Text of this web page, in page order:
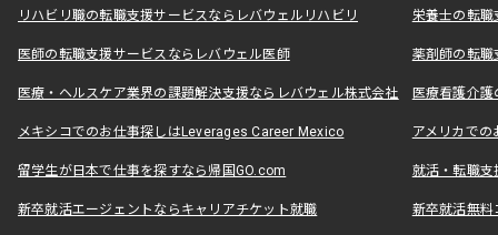
リハビリ職の転職支援サービスならレバウェルリハビリ 栄養士の転
医師の転職支援サービスならレバウェル医師 薬剤師の転
医療・ヘルスケア業界の課題解決支援ならレバウェル株式会社 医療看護介
メキシコでのお仕事探しはLeverages Career Mexico アメリカで
留学生が日本で仕事を探すなら帰国GO.com 就活・転職
新卒就活エージェントならキャリアチケット就職 新卒就活無料